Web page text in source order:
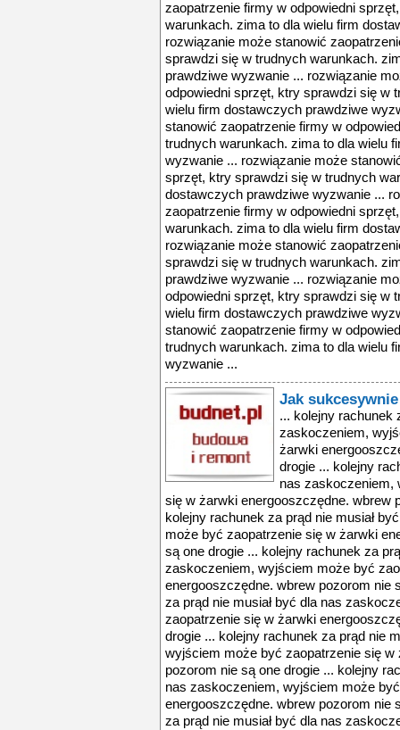
zaopatrzenie firmy w odpowiedni
warunkach. zima to dla wielu firm
rozwiązanie może stanowić
sprawdzi się w trudnych warunkach.
prawdziwe wyzwanie ... rozwiązanie
odpowiedni sprzęt, ktry sprawdzi się w
wielu firm dostawczych prawdziwe
stanowić zaopatrzenie firmy w
trudnych warunkach. zima to dla wielu
wyzwanie ... rozwiązanie może
sprzęt, ktry sprawdzi się w trudnych
dostawczych prawdziwe wyzwanie ...
zaopatrzenie firmy w odpowiedni
warunkach. zima to dla wielu firm
rozwiązanie może stanowić
sprawdzi się w trudnych warunkach.
prawdziwe wyzwanie ... rozwiązanie
odpowiedni sprzęt, ktry sprawdzi się w
wielu firm dostawczych prawdziwe
stanowić zaopatrzenie firmy w
trudnych warunkach. zima to dla wielu
wyzwanie ...
Jak
... kolejny rachunek
zaskoczeniem,
żarwki
drogie ... kolejny
nas zaskoczeniem,
się w żarwki energooszczędne. wbrew
kolejny rachunek za prąd nie musiał
może być zaopatrzenie się w żarwki
są one drogie ... kolejny rachunek za
zaskoczeniem, wyjściem może być
energooszczędne. wbrew pozorom nie
za prąd nie musiał być dla nas
zaopatrzenie się w żarwki
drogie ... kolejny rachunek za prąd nie
wyjściem może być zaopatrzenie się
pozorom nie są one drogie ... kolejny
nas zaskoczeniem, wyjściem może
energooszczędne. wbrew pozorom nie
za prąd nie musiał być dla nas